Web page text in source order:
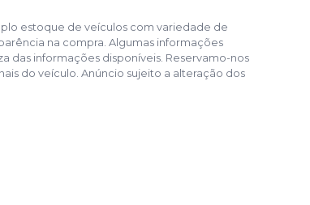
estoque de veículos com variedade de
na compra. Algumas informações
das informações disponíveis. Reservamo-nos
do veículo. Anúncio sujeito a alteração dos